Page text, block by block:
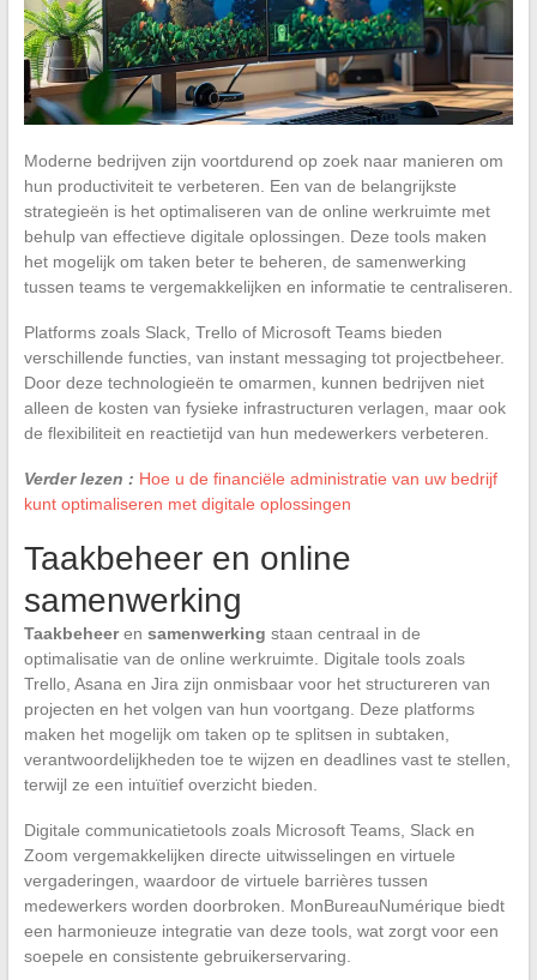
Moderne bedrijven zijn voortdurend op zoek naar manieren om
hun productiviteit te verbeteren. Een van de belangrijkste
strategieën is het optimaliseren van de online werkruimte met
behulp van effectieve digitale oplossingen. Deze tools maken
het mogelijk om taken beter te beheren, de samenwerking
tussen teams te vergemakkelijken en informatie te centraliseren.
Platforms zoals Slack, Trello of Microsoft Teams bieden
verschillende functies, van instant messaging tot projectbeheer.
Door deze technologieën te omarmen, kunnen bedrijven niet
alleen de kosten van fysieke infrastructuren verlagen, maar ook
de flexibiliteit en reactietijd van hun medewerkers verbeteren.
Verder lezen : Hoe u de financiële administratie van uw bedrijf
kunt optimaliseren met digitale oplossingen
Taakbeheer en online
samenwerking
Taakbeheeren samenwerking staan centraal in de
optimalisatie van de online werkruimte. Digitale tools zoals
Trello, Asana en Jira zijn onmisbaar voor het structureren van
projecten en het volgen van hun voortgang. Deze platforms
maken het mogelijk om taken op te splitsen in subtaken,
verantwoordelijkheden toe te wijzen en deadlines vast te stellen,
terwijl ze een intuïtief overzicht bieden.
Digitale communicatietools zoals Microsoft Teams, Slack en
Zoom vergemakkelijken directe uitwisselingen en virtuele
vergaderingen, waardoor de virtuele barrières tussen
medewerkers worden doorbroken. MonBureauNumérique biedt
een harmonieuze integratie van deze tools, wat zorgt voor een
soepele en consistente gebruikerservaring.